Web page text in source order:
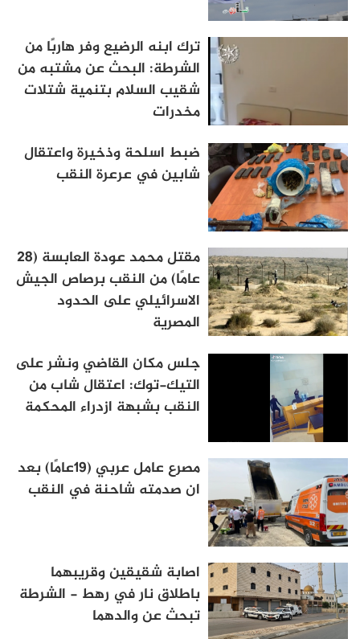
ترك ابنه الرضيع وفر هاربًا من
الشرطة: البحث عن مشتبه من
شقيب السلام بتنمية شتلات
مخدرات
ضبط اسلحة وذخيرة واعتقال
شابين في عرعرة النقب
مقتل محمد عودة العابسة (28
عامًا) من النقب برصاص الجيش
الاسرائيلي على الحدود
المصرية
جلس مكان القاضي ونشر على
التيك-توك: اعتقال شاب من
النقب بشبهة ازدراء المحكمة
مصرع عامل عربي (19عامًا) بعد
ان صدمته شاحنة في النقب
اصابة شقيقين وقريبهما
باطلاق نار في رهط - الشرطة
تبحث عن والدهما